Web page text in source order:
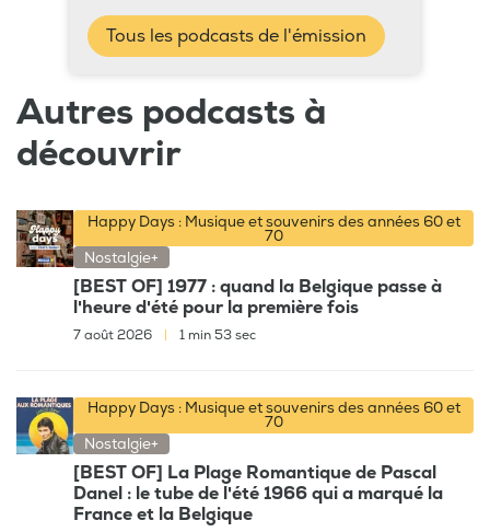
Tous les podcasts de l'émission
Autres podcasts à
découvrir
Happy Days : Musique et souvenirs des années 60 et
70
Nostalgie+
[BEST OF] 1977 : quand la Belgique passe à
l'heure d'été pour la première fois
7 août 2026 1 min 53 sec
Happy Days : Musique et souvenirs des années 60 et
70
Nostalgie+
[BEST OF] La Plage Romantique de Pascal
Danel : le tube de l'été 1966 qui a marqué la
France et la Belgique